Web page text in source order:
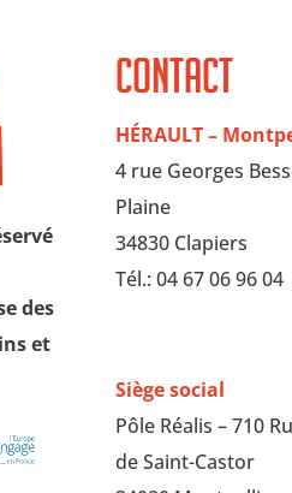
des
et
Contact
HÉRAULT –
4 rue Georges
Plaine
34830 Clapiers
Tél.: 04 67 06 96 04
Siège social
Pôle Réalis – 710
de Saint-Castor